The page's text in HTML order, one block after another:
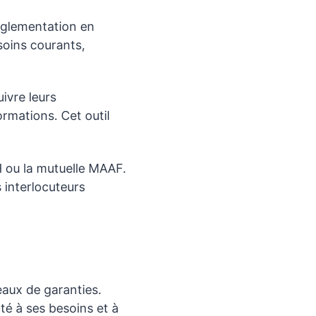
en
courants,
leurs
Cet outil
la mutuelle MAAF.
interlocuteurs
de garanties.
à ses besoins et à